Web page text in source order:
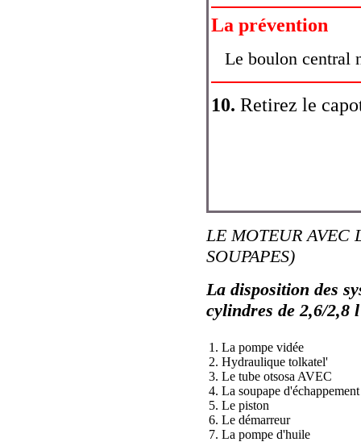
La prévention
Le boulon central
10. Retirez le
LE MOTEUR AVEC
SOUPAPES)
La disposition des
cylindres de 2,6/2,8 l
1. La pompe vidée
2. Hydraulique tolkatel'
3. Le tube otsosa AVEC
4. La soupape d'échappement
5. Le piston
6. Le démarreur
7. La pompe d'huile